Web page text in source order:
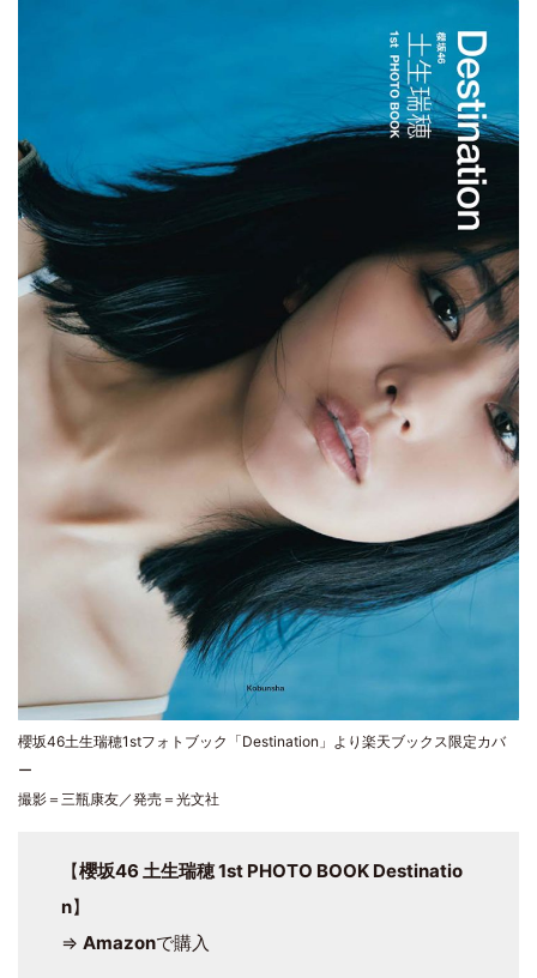
櫻坂46土生瑞穂1stフォトブック「Destination」より楽天ブックス限定カバ
ー
撮影＝三瓶康友／発売＝光文社
【櫻坂46 土生瑞穂 1st PHOTO BOOK Destinatio
n】
⇒ Amazonで購入